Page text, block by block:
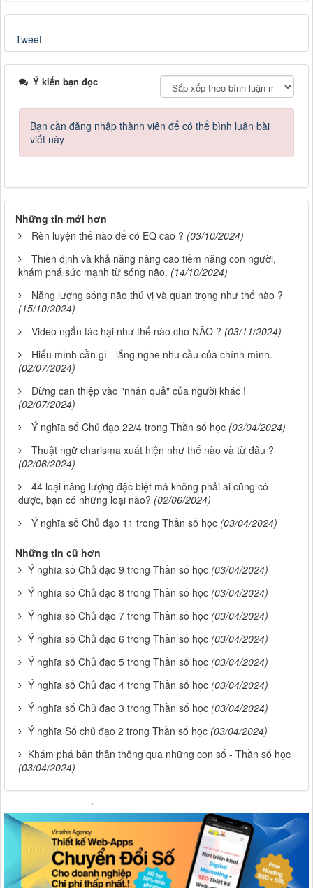
Tweet
Ý kiến bạn đọc
Bạn cần đăng nhập thành viên để có thể bình luận bài
viết này
Những tin mới hơn
Rèn luyện thế nào để có EQ cao ? (03/10/2024)
Thiền định và khả năng nâng cao tiềm năng con người,
khám phá sức mạnh từ sóng não. (14/10/2024)
Năng lượng sóng não thú vị và quan trọng như thế nào ?
(15/10/2024)
Video ngắn tác hại như thế nào cho NÃO ? (03/11/2024)
Hiểu mình cần gì - lắng nghe nhu cầu của chính mình.
(02/07/2024)
Đừng can thiệp vào "nhân quả" của người khác !
(02/07/2024)
Ý nghĩa số Chủ đạo 22/4 trong Thần số học (03/04/2024)
Thuật ngữ charisma xuất hiện như thế nào và từ đâu ?
(02/06/2024)
44 loại năng lượng đặc biệt mà không phải ai cũng có
được, bạn có những loại nào? (02/06/2024)
Ý nghĩa số Chủ đạo 11 trong Thần số học (03/04/2024)
Những tin cũ hơn
Ý nghĩa số Chủ đạo 9 trong Thần số học (03/04/2024)
Ý nghĩa số Chủ đạo 8 trong Thần số học (03/04/2024)
Ý nghĩa số Chủ đạo 7 trong Thần số học (03/04/2024)
Ý nghĩa số Chủ đạo 6 trong Thần số học (03/04/2024)
Ý nghĩa số Chủ đạo 5 trong Thần số học (03/04/2024)
Ý nghĩa số Chủ đạo 4 trong Thần số học (03/04/2024)
Ý nghĩa số Chủ đạo 3 trong Thần số học (03/04/2024)
Ý nghĩa Số chủ đạo 2 trong Thần số học (03/04/2024)
Khám phá bản thân thông qua những con số - Thần số học
(03/04/2024)